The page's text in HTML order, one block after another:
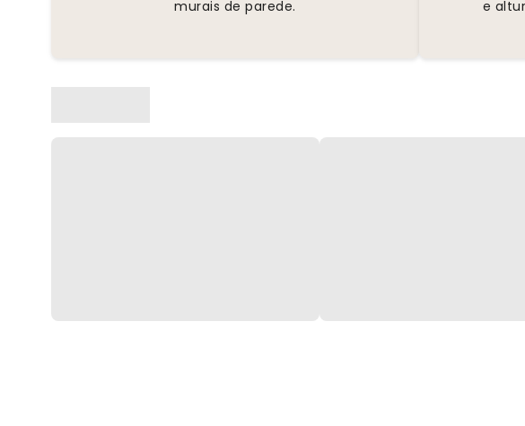
murais de parede.
e